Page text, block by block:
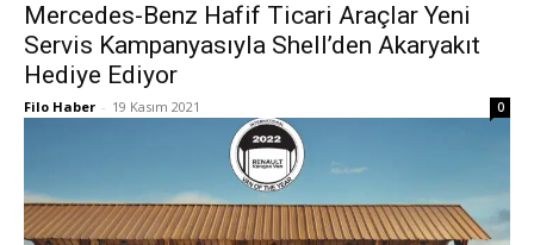
Mercedes-Benz Hafif Ticari Araçlar Yeni
Servis Kampanyasıyla Shell’den Akaryakıt
Hediye Ediyor
Filo Haber - 19 Kasım 2021 0